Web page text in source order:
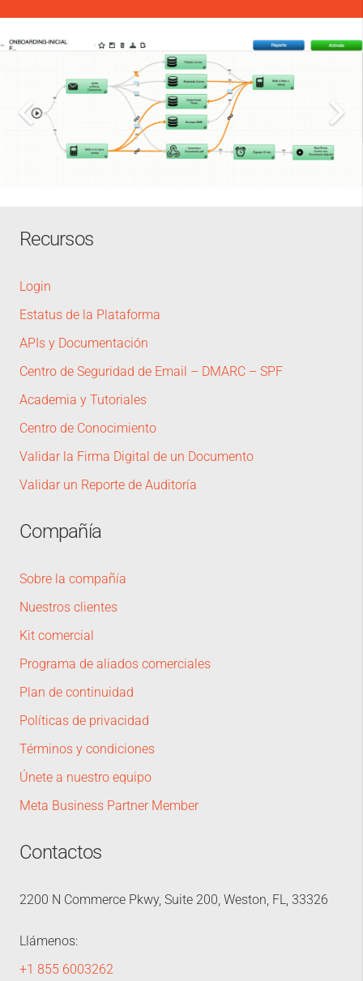
Recursos
Login
Estatus de la Plataforma
APIs y Documentación
Centro de Seguridad de Email – DMARC – SPF
Academia y Tutoriales
Centro de Conocimiento
Validar la Firma Digital de un Documento
Validar un Reporte de Auditoría
Compañía
Sobre la compañía
Nuestros clientes
Kit comercial
Programa de aliados comerciales
Plan de continuidad
Políticas de privacidad
Términos y condiciones
Únete a nuestro equipo
Meta Business Partner Member
Contactos
2200 N Commerce Pkwy, Suite 200, Weston, FL, 33326
Llámenos:
+1 855 6003262